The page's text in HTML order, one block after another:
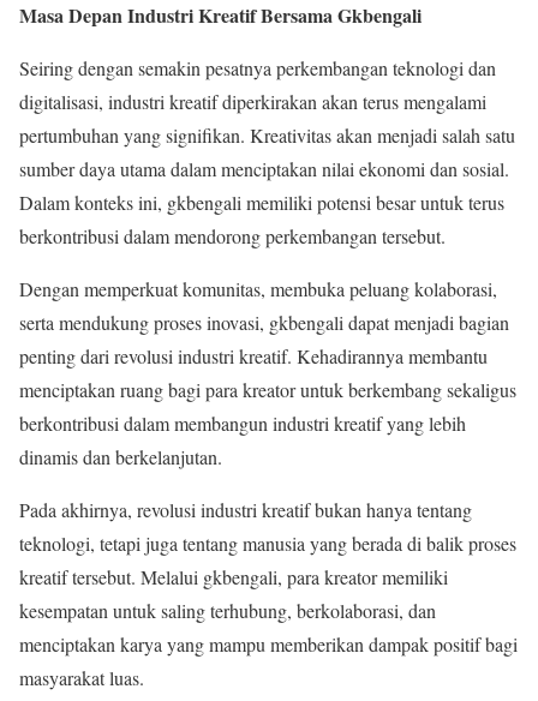
Masa Depan Industri Kreatif Bersama Gkbengali
Seiring dengan semakin pesatnya perkembangan teknologi dan
digitalisasi, industri kreatif diperkirakan akan terus mengalami
pertumbuhan yang signifikan. Kreativitas akan menjadi salah satu
sumber daya utama dalam menciptakan nilai ekonomi dan sosial.
Dalam konteks ini, gkbengali memiliki potensi besar untuk terus
berkontribusi dalam mendorong perkembangan tersebut.
Dengan memperkuat komunitas, membuka peluang kolaborasi,
serta mendukung proses inovasi, gkbengali dapat menjadi bagian
penting dari revolusi industri kreatif. Kehadirannya membantu
menciptakan ruang bagi para kreator untuk berkembang sekaligus
berkontribusi dalam membangun industri kreatif yang lebih
dinamis dan berkelanjutan.
Pada akhirnya, revolusi industri kreatif bukan hanya tentang
teknologi, tetapi juga tentang manusia yang berada di balik proses
kreatif tersebut. Melalui gkbengali, para kreator memiliki
kesempatan untuk saling terhubung, berkolaborasi, dan
menciptakan karya yang mampu memberikan dampak positif bagi
masyarakat luas.